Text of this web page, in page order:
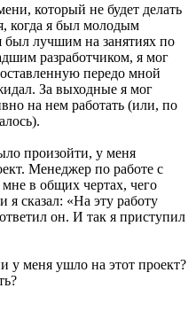
который не будет делать
когда я был молодым
был лучшим на занятиях по
разработчиком, я мог
передо мной
За выходные я мог
на нем работать (или, по
произойти, у меня
Менеджер по работе с
в общих чертах, чего
я сказал: «На эту работу
он. И так я приступил
у меня ушло на этот проект?